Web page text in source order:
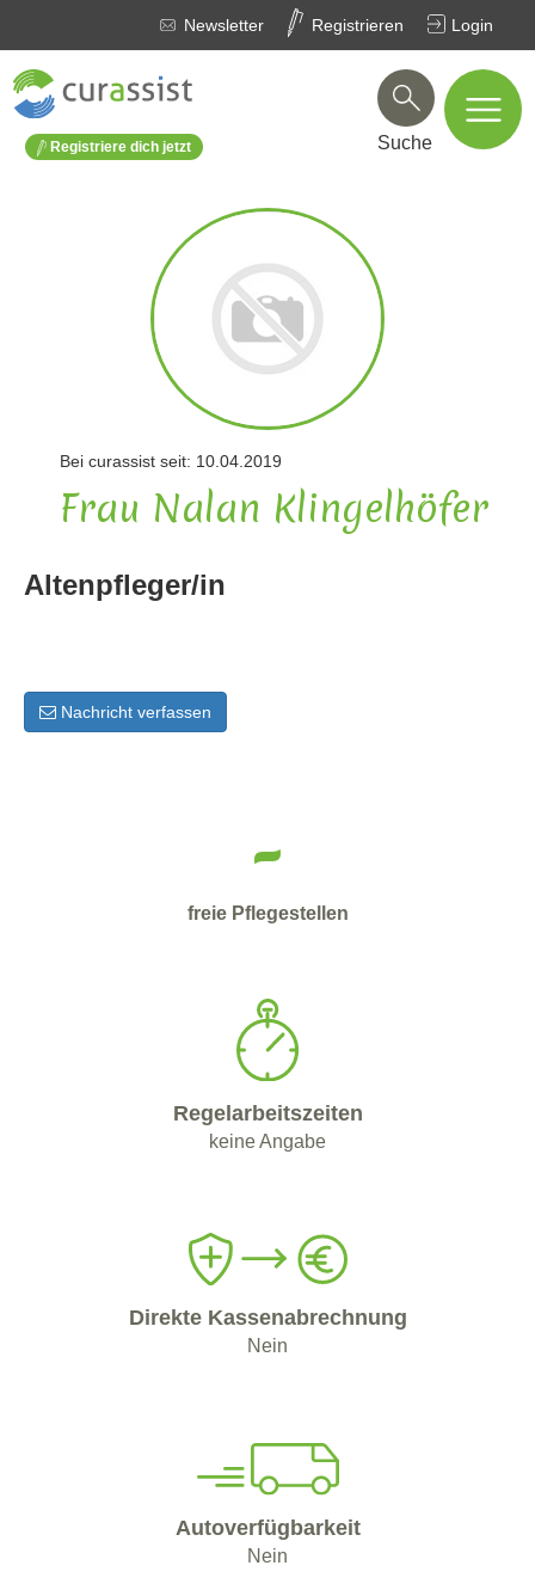
Login
Registrieren
Newsletter
Registriere dich jetzt Suche
Bei curassist seit: 10.04.2019
Frau Nalan Klingelhöfer
Altenpfleger/in
Nachricht verfassen
-
freie Pflegestellen
Regelarbeitszeiten
keine Angabe
Direkte Kassenabrechnung
Nein
Autoverfügbarkeit
Nein